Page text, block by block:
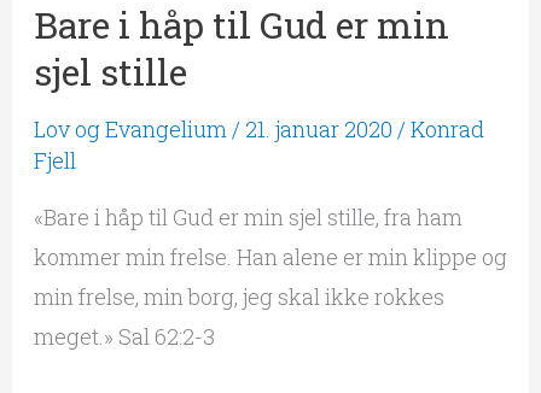
Bare i håp til Gud er min
sjel stille
Lov og Evangelium/ 21. januar 2020 /Konrad
Fjell
«Bare i håp til Gud er min sjel stille, fra ham
kommer min frelse. Han alene er min klippe og
min frelse, min borg, jeg skal ikke rokkes
meget.» Sal 62:2-3
Bare
håp
til
Gud
er
min
sjel
stille